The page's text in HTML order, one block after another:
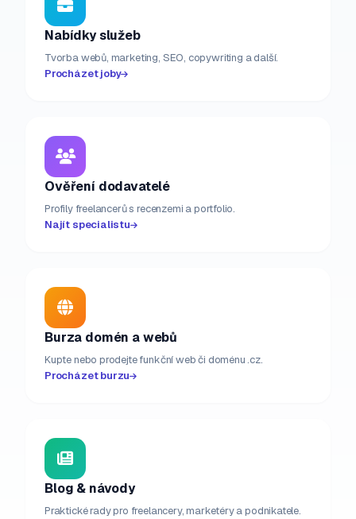
Nabídky služeb
Tvorba webů, marketing, SEO, copywriting a další.
Procházet joby
Ověření dodavatelé
Profily freelancerů s recenzemi a portfolio.
Najít specialistu
Burza domén a webů
Kupte nebo prodejte funkční web či doménu .cz.
Procházet burzu
Blog & návody
Praktické rady pro freelancery, marketéry a podnikatele.